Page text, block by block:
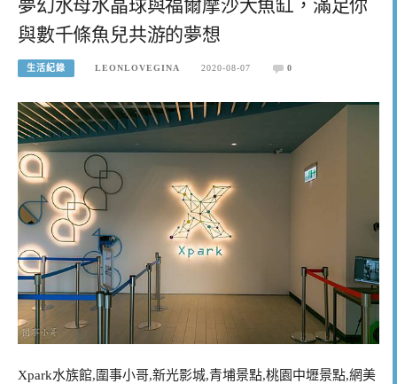
夢幻水母水晶球與福爾摩沙大魚缸，滿足你
與數千條魚兒共游的夢想
生活紀錄 LEONLOVEGINA 2020-08-07 0
Xpark水族館,圍事小哥,新光影城,青埔景點,桃園中壢景點,網美